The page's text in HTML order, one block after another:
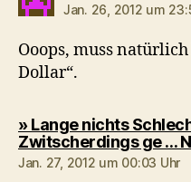
Jan. 26, 2012 um
Ooops, muss
Dollar“.
» Lange nichts
Zwitscherdings ge …
Jan. 27, 2012 um 00:03 Uhr